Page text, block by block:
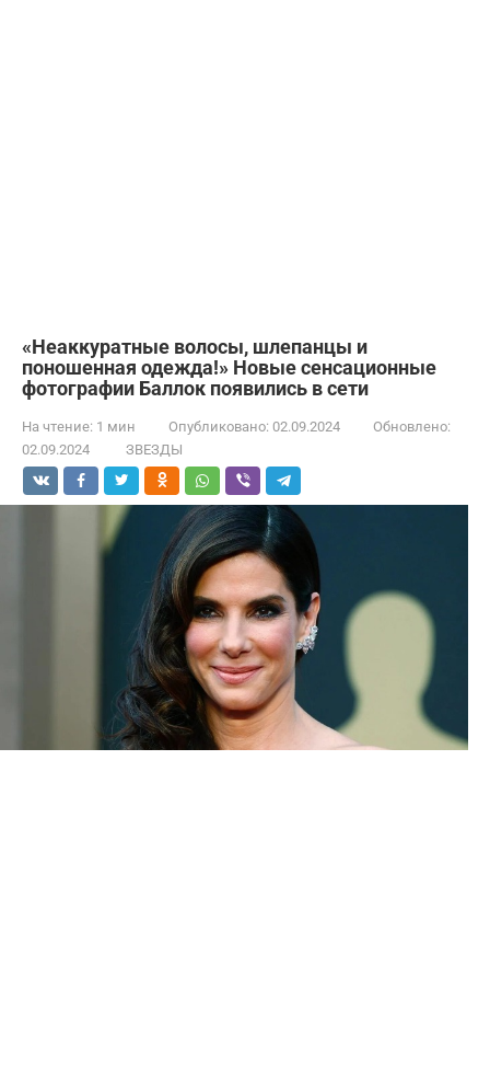
«Неаккуратные волосы, шлепанцы и
поношенная одежда!» Новые сенсационные
фотографии Баллок появились в сети
На чтение: 1 мин Опубликовано: 02.09.2024
Обновлено:
02.09.2024
ЗВЕЗДЫ